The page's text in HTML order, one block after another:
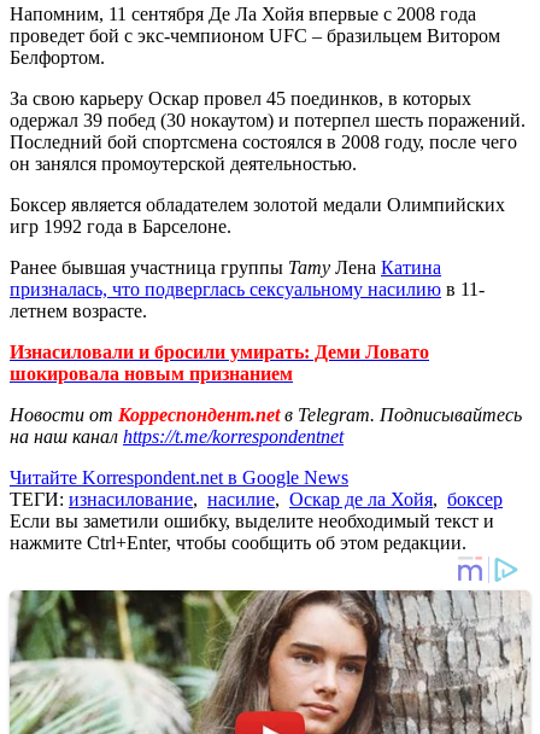
Напомним, 11 сентября Де Ла Хойя впервые с 2008 года
проведет бой с экс-чемпионом UFC – бразильцем Витором
Белфортом.
За свою карьеру Оскар провел 45 поединков, в которых
одержал 39 побед (30 нокаутом) и потерпел шесть поражений.
Последний бой спортсмена состоялся в 2008 году, после чего
он занялся промоутерской деятельностью.
Боксер является обладателем золотой медали Олимпийских
игр 1992 года в Барселоне.
Ранее бывшая участница группы Тату Лена Катина
призналась, что подверглась сексуальному насилию в 11-
летнем возрасте.
Изнасиловали и бросили умирать: Деми Ловато
шокировала новым признанием
Новости от Корреспондент.netв Telegram. Подписывайтесь
на наш канал https://t.me/korrespondentnet
Читайте Korrespondent.net в Google News
ТЕГИ: изнасилование, насилие, Оскар де ла Хойя, боксер
Если вы заметили ошибку, выделите необходимый текст и
нажмите Ctrl+Enter, чтобы сообщить об этом редакции.